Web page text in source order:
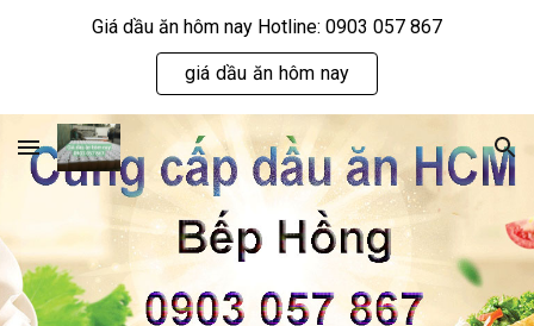
Giá dầu ăn hôm nay Hotline: 0903 057 867
giá dầu ăn hôm nay